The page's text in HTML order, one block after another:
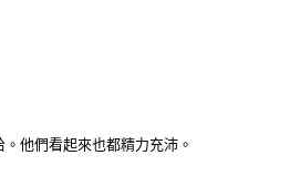
他們看起來也都精力充沛。